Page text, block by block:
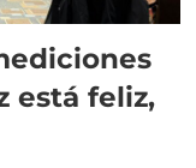
está feliz,